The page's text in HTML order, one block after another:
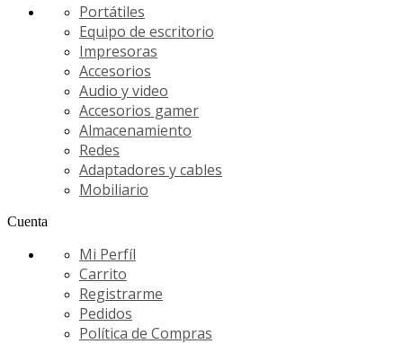
Portátiles
Equipo de escritorio
Impresoras
Accesorios
Audio y video
Accesorios gamer
Almacenamiento
Redes
Adaptadores y cables
Mobiliario
Cuenta
Mi Perfíl
Carrito
Registrarme
Pedidos
Política de Compras